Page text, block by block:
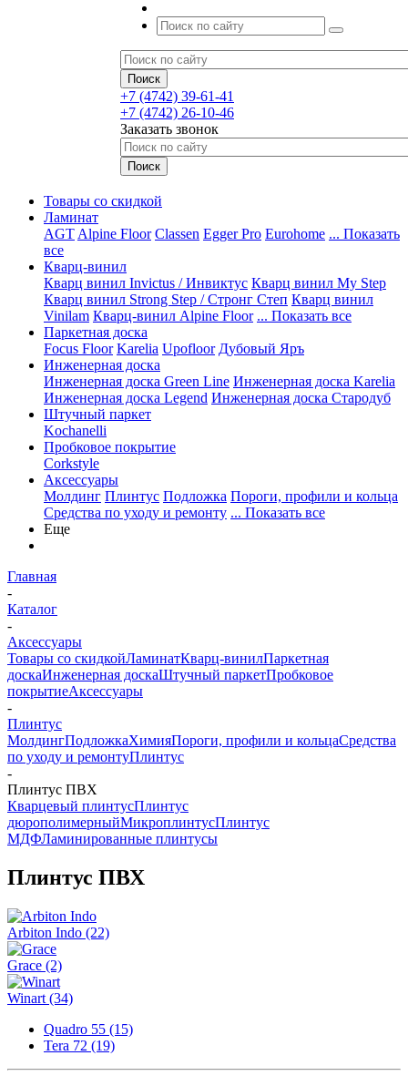
+7 (4742) 39-61-41
+7 (4742) 26-10-46
Заказать звонок
Товары со скидкой
Ламинат
AGT Alpine Floor Classen Egger Pro Eurohome ... Показать
все
Кварц-винил
Кварц винил Invictus / Инвиктус Кварц винил My Step
Кварц винил Strong Step / Стронг Степ Кварц винил
Vinilam Кварц-винил Alpine Floor ... Показать все
Паркетная доска
Focus Floor Karelia Upofloor Дубовый Яръ
Инженерная доска
Инженерная доска Green Line Инженерная доска Karelia
Инженерная доска Legend Инженерная доска Стародуб
Штучный паркет
Kochanelli
Пробковое покрытие
Corkstyle
Аксессуары
Молдинг Плинтус Подложка Пороги, профили и кольца
Средства по уходу и ремонту ... Показать все
Еще
Главная
-
Каталог
-
Аксессуары
Товары со скидкойЛаминатКварц-винилПаркетная
доскаИнженерная доскаШтучный паркетПробковое
покрытиеАксессуары
-
Плинтус
МолдингПодложкаХимияПороги, профили и кольцаСредства
по уходу и ремонтуПлинтус
-
Плинтус ПВХ
Кварцевый плинтусПлинтус
дюрополимерныйМикроплинтусПлинтус
МДФЛаминированные плинтусы
Плинтус ПВХ
Arbiton Indo (22)
Grace (2)
Winart (34)
Quadro 55 (15)
Tera 72 (19)